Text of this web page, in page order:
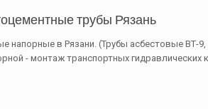
трубы Рязань
напорные в Рязани. (Трубы асбестовые ВТ-
- монтаж транспортных